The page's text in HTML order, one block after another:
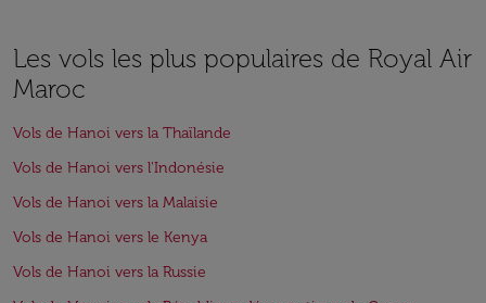
Les vols les plus populaires de Royal Air
Maroc
Vols de Hanoi vers la Thaïlande
Vols de Hanoi vers l'Indonésie
Vols de Hanoi vers la Malaisie
Vols de Hanoi vers le Kenya
Vols de Hanoi vers la Russie